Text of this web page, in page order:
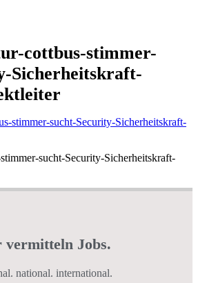
cottbus-stimmer-
Sicherheitskraft-
sucht-Security-Sicherheitskraft-
Jobs.
national. international.